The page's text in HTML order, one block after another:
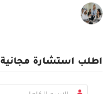
اطلب استشارة مجانية